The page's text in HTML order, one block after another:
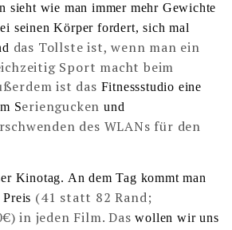
sieht wie man immer mehr Gewichte
seinen Körper fordert, sich mal
das Tollste ist, wenn man ein
Sport macht beim
ist das Fitnessstudio eine
Seriengucken und
des WLANs für den
Kinotag. An dem Tag kommt man
(41 statt 82 Rand;
in jeden Film. Daswollen wir uns